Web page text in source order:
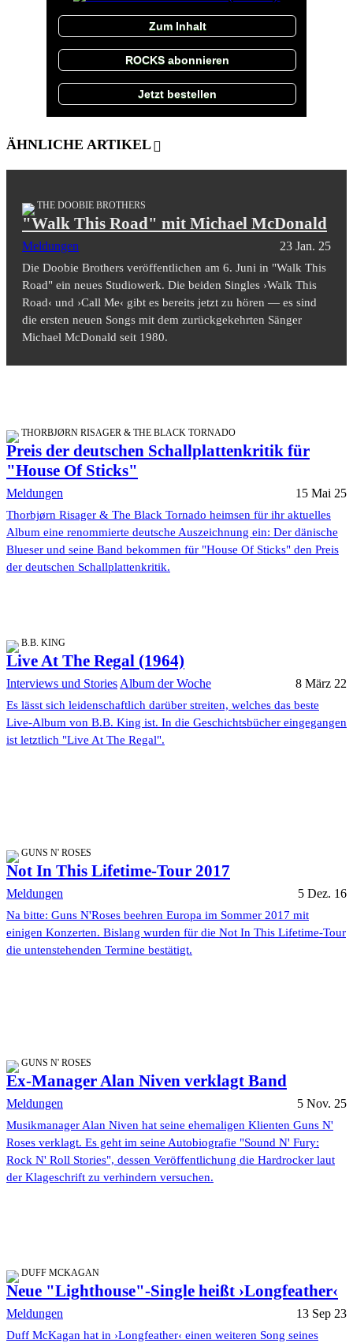
Zum Inhalt
ROCKS abonnieren
Jetzt bestellen
ÄHNLICHE ARTIKEL
THE DOOBIE BROTHERS
"Walk This Road" mit Michael McDonald
Meldungen 23 Jan. 25
Die Doobie Brothers veröffentlichen am 6. Juni in "Walk This
Road" ein neues Studiowerk. Die beiden Singles ›Walk This
Road‹ und ›Call Me‹ gibt es bereits jetzt zu hören — es sind
die ersten neuen Songs mit dem zurückgekehrten Sänger
Michael McDonald seit 1980.
THORBJØRN RISAGER & THE BLACK TORNADO
Preis der deutschen Schallplattenkritik für
"House Of Sticks"
Meldungen 15 Mai 25
Thorbjørn Risager & The Black Tornado heimsen für ihr aktuelles
Album eine renommierte deutsche Auszeichnung ein: Der dänische
Blueser und seine Band bekommen für "House Of Sticks" den Preis
der deutschen Schallplattenkritik.
B.B. KING
Live At The Regal (1964)
Interviews und Stories Album der Woche 8 März 22
Es lässt sich leidenschaftlich darüber streiten, welches das beste
Live-Album von B.B. King ist. In die Geschichtsbücher eingegangen
ist letztlich "Live At The Regal".
GUNS N' ROSES
Not In This Lifetime-Tour 2017
Meldungen 5 Dez. 16
Na bitte: Guns N'Roses beehren Europa im Sommer 2017 mit
einigen Konzerten. Bislang wurden für die Not In This Lifetime-Tour
die untenstehenden Termine bestätigt.
GUNS N' ROSES
Ex-Manager Alan Niven verklagt Band
Meldungen 5 Nov. 25
Musikmanager Alan Niven hat seine ehemaligen Klienten Guns N'
Roses verklagt. Es geht im seine Autobiografie "Sound N' Fury:
Rock N' Roll Stories", dessen Veröffentlichung die Hardrocker laut
der Klageschrift zu verhindern versuchen.
DUFF MCKAGAN
Neue "Lighthouse"-Single heißt ›Longfeather‹
Meldungen 13 Sep 23
Duff McKagan hat in ›Longfeather‹ einen weiteren Song seines